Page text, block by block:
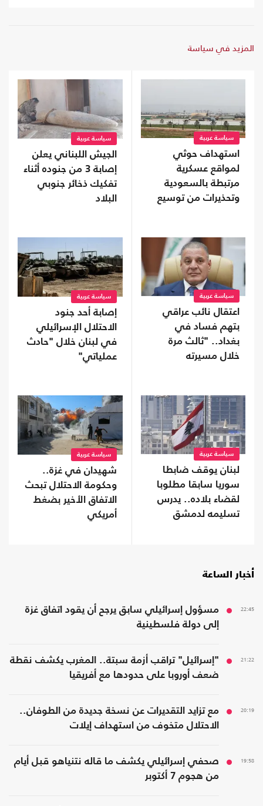
المزيد في سياسة
سياسة عربية
استهداف حوثي
لمواقع عسكرية
مرتبطة بالسعودية
وتحذيرات من توسيع
سياسة عربية
الجيش اللبناني يعلن
إصابة 3 من جنوده أثناء
تفكيك ذخائر جنوبي
البلاد
سياسة عربية
اعتقال نائب عراقي
بتهم فساد في
بغداد.. "ثالث مرة
خلال مسيرته
سياسة عربية
إصابة أحد جنود
الاحتلال الإسرائيلي
في لبنان خلال "حادث
عملياتي"
سياسة عربية
لبنان يوقف ضابطا
سوريا سابقا مطلوبا
لقضاء بلاده.. يدرس
تسليمه لدمشق
سياسة عربية
شهيدان في غزة..
وحكومة الاحتلال تبحث
الاتفاق الأخير بضغط
أمريكي
أخبار الساعة
22:45
مسؤول إسرائيلي سابق يرجح أن يقود اتفاق غزة
إلى دولة فلسطينية
21:22
"إسرائيل" تراقب أزمة سبتة.. المغرب يكشف نقطة
ضعف أوروبا على حدودها مع أفريقيا
20:19
مع تزايد التقديرات عن نسخة جديدة من الطوفان..
الاحتلال متخوف من استهداف إيلات
19:58
صحفي إسرائيلي يكشف ما قاله نتنياهو قبل أيام
من هجوم 7 أكتوبر